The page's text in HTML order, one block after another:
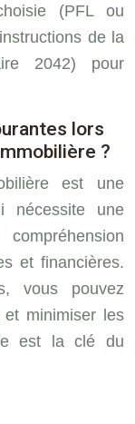
(PFL ou
de la
2042) pour
lors
?
est une
nécessite une
et financières.
vous pouvez
minimiser les
est la clé du